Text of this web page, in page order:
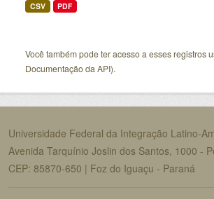
CSV PDF
Você também pode ter acesso a esses registros
Documentação da API).
Universidade Federal da Integração Latino-
Avenida Tarquínio Joslin dos Santos, 1000 -
CEP: 85870-650 | Foz do Iguaçu - Paraná